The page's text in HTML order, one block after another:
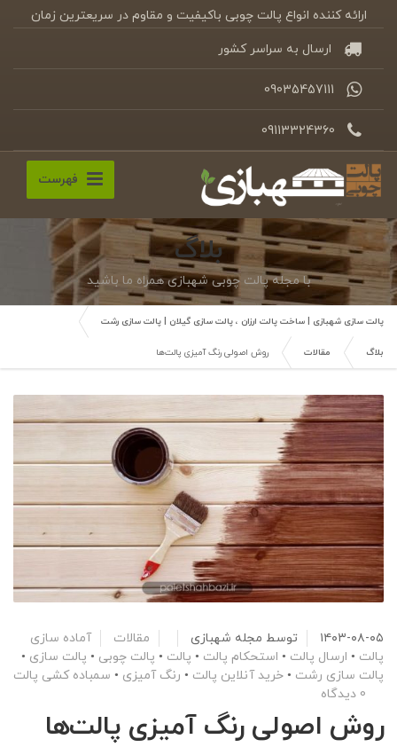
ارائه کننده انواع پالت چوبی باکیفیت و مقاوم در سریعترین زمان
ارسال به سراسر کشور
09035457111
09113324360
فهرست
بلاگ
با مجله پالت چوبی شهبازی همراه ما باشید
پالت سازی شهبازی | ساخت پالت ارزان ، پالت سازی گیلان | پالت سازی رشت
بلاگ مقالات روش اصولی رنگ‌ آمیزی پالت‌ها
۱۴۰۳-۰۸-۰۵ توسط مجله شهبازی مقالات
آماده سازی
پالت • ارسال پالت • استحکام پالت • پالت • پالت چوبی • پالت سازی •
پالت سازی رشت • خرید آنلاین پالت • رنگ آمیزی • سمباده کشی پالت
0 دیدگاه
روش اصولی رنگ‌ آمیزی پالت‌ها